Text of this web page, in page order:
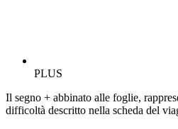
PLUS
Il segno + abbinato alle foglie,
difficoltà descritto nella scheda del